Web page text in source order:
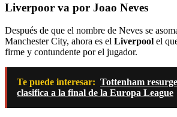
Liverpoor va por Joao Neves
Después de que el nombre de Neves se
Manchester City, ahora es el Liverpool el
firme y contundente por el jugador.
Te puede interesar: Tottenham
clasifica a la final de la Europa League